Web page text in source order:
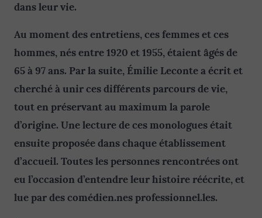
dans leur vie.
Au moment des entretiens, ces femmes et ces
hommes, nés entre 1920 et 1955, étaient âgés de
65 à 97 ans. Par la suite, Émilie Leconte a écrit et
cherché à unir ces différents parcours de vie,
tout en préservant au maximum la parole
d’origine. Une lecture de ces monologues était
ensuite proposée dans chaque établissement
d’accueil. Toutes les personnes rencontrées ont
eu l’occasion d’entendre leur histoire réécrite, et
lue par des comédien.nes professionnel.les.